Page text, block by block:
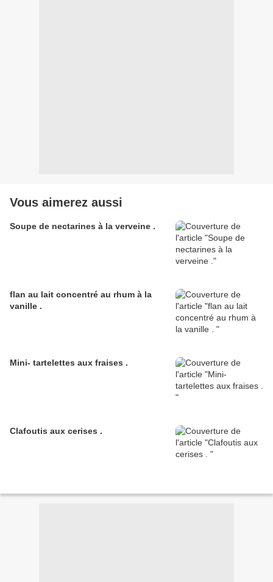
Vous aimerez aussi
Soupe de nectarines à la verveine .
flan au lait concentré au rhum à la
vanille .
Mini- tartelettes aux fraises .
Clafoutis aux cerises .